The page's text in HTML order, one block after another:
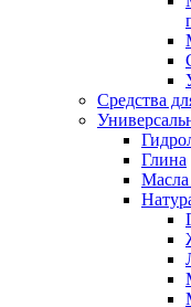
Средства
Глина
Масла